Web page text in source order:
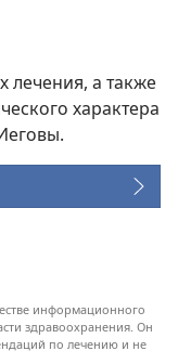
а также
характера
информационного
здравоохранения. Он
по лечению и не